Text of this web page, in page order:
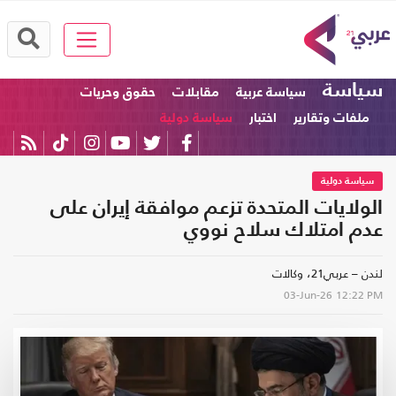
سياسة سياسة عربية مقابلات
حقوق وحريات
ملفات وتقارير
اختبار سياسة دولية
سياسة دولية
الولايات المتحدة تزعم موافقة إيران على
عدم امتلاك سلاح نووي
لندن – عربي21، وكالات
03-Jun-26 12:22 PM